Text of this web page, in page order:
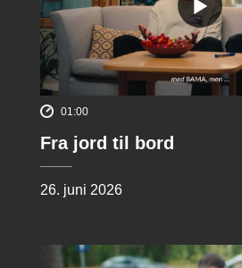
01:00
Fra jord til bord
26. juni 2026